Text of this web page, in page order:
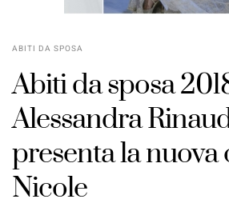
ABITI DA SPOSA
Abiti da sposa
Alessandra
presenta la nuova
Nicole